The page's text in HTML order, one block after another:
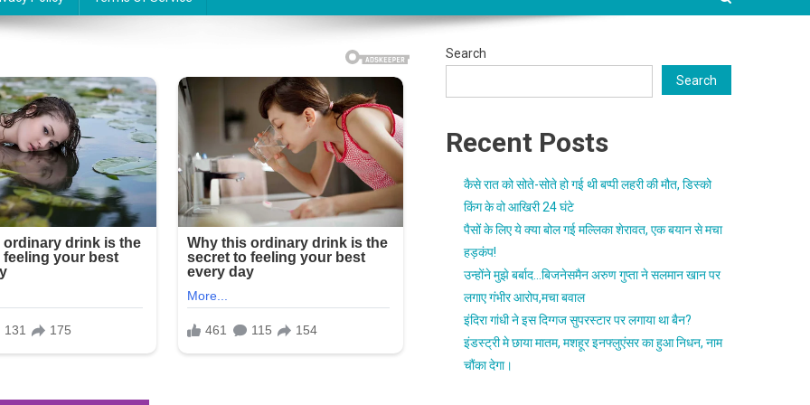
Search
Search
Recent Posts
कैसे रात को सोते-सोते हो गई थी बप्पी लहरी की मौत, डिस्को
किंग के वो आखिरी 24 घंटे
पैसों के लिए ये क्या बोल गई मल्लिका शेरावत, एक बयान से मचा
हड़कंप!
उन्होंने मुझे बर्बाद…बिजनेसमैन अरुण गुप्ता ने सलमान खान पर
लगाए गंभीर आरोप,मचा बवाल
इंदिरा गांधी ने इस दिग्गज सुपरस्टार पर लगाया था बैन?
इंडस्ट्री मे छाया मातम, मशहूर इनफ्लुएंसर का हुआ निधन, नाम
चौंका देगा।